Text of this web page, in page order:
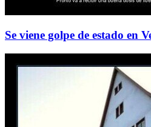
Se viene golpe de estado en